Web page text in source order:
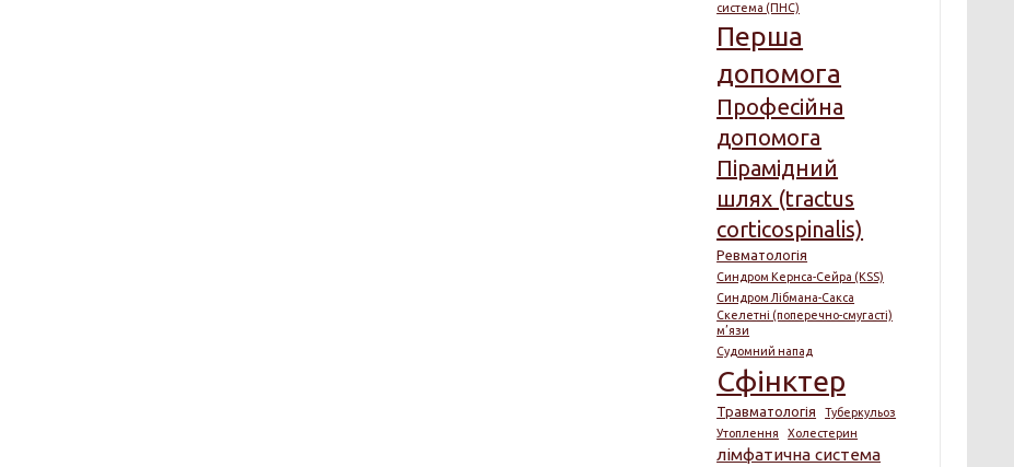
система (ПНС)
Перша
допомога
Професійна
допомога
Пірамідний
шлях (tractus
corticospinalis)
Ревматологія
Синдром Кернса-Сейра (KSS)
Синдром Лібмана-Сакса
Скелетні (поперечно-смугасті)
м’язи
Судомний напад
Сфінктер
Травматологія
Туберкульоз
Утоплення
Холестерин
лімфатична система